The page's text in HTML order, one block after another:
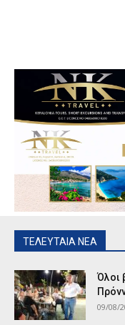
ΤΕΛΕΥΤΑΙΑ ΝΕΑ
Όλοι
09/08/